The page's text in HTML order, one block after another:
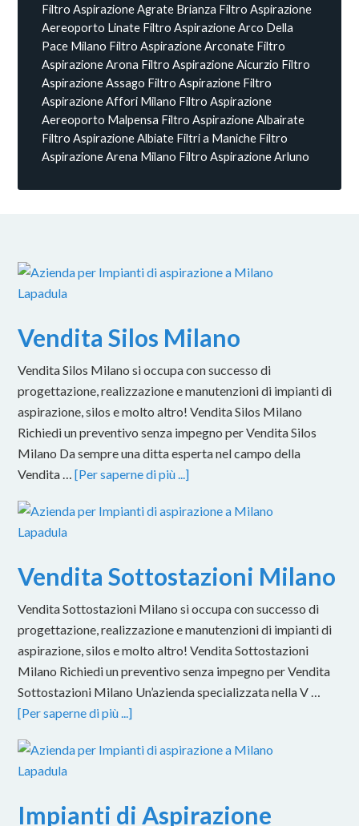
Filtro Aspirazione Agrate Brianza Filtro Aspirazione
Aereoporto Linate Filtro Aspirazione Arco Della
Pace Milano Filtro Aspirazione Arconate Filtro
Aspirazione Arona Filtro Aspirazione Aicurzio Filtro
Aspirazione Assago Filtro Aspirazione Filtro
Aspirazione Affori Milano Filtro Aspirazione
Aereoporto Malpensa Filtro Aspirazione Albairate
Filtro Aspirazione Albiate Filtri a Maniche Filtro
Aspirazione Arena Milano Filtro Aspirazione Arluno
Vendita Silos Milano
Vendita Silos Milano si occupa con successo di
progettazione, realizzazione e manutenzioni di impianti di
aspirazione, silos e molto altro! Vendita Silos Milano
Richiedi un preventivo senza impegno per Vendita Silos
Milano Da sempre una ditta esperta nel campo della
Vendita …[Per saperne di più ...]
Vendita Sottostazioni Milano
Vendita Sottostazioni Milano si occupa con successo di
progettazione, realizzazione e manutenzioni di impianti di
aspirazione, silos e molto altro! Vendita Sottostazioni
Milano Richiedi un preventivo senza impegno per Vendita
Sottostazioni Milano Un’azienda specializzata nella V …
[Per saperne di più ...]
Impianti di Aspirazione